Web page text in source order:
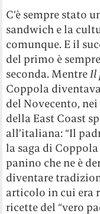
C’è sempre stato
sandwich e la
comunque. E il
del primo è
seconda. MentreIl
Coppola
del Novecento,
della East Coast
all’italiana: “Il
la saga di
panino che ne è
diventare
articolo in cui era
ricette del “vero